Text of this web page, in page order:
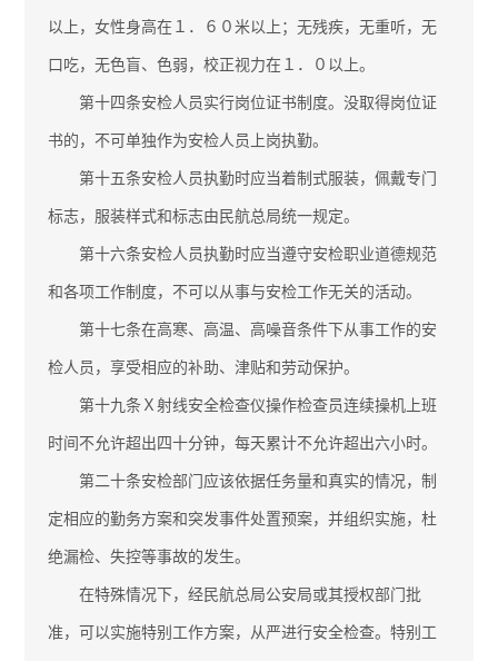
以上，女性身高在１．６０米以上；无残疾，无重听，无
口吃，无色盲、色弱，校正视力在１．０以上。
第十四条安检人员实行岗位证书制度。没取得岗位证
书的，不可单独作为安检人员上岗执勤。
第十五条安检人员执勤时应当着制式服装，佩戴专门
标志，服装样式和标志由民航总局统一规定。
第十六条安检人员执勤时应当遵守安检职业道德规范
和各项工作制度，不可以从事与安检工作无关的活动。
第十七条在高寒、高温、高噪音条件下从事工作的安
检人员，享受相应的补助、津贴和劳动保护。
第十九条Ｘ射线安全检查仪操作检查员连续操机上班
时间不允许超出四十分钟，每天累计不允许超出六小时。
第二十条安检部门应该依据任务量和真实的情况，制
定相应的勤务方案和突发事件处置预案，并组织实施，杜
绝漏检、失控等事故的发生。
在特殊情况下，经民航总局公安局或其授权部门批
准，可以实施特别工作方案，从严进行安全检查。特别工